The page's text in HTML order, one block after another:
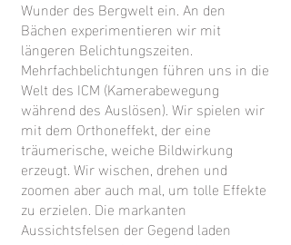
Wunder des Bergwelt ein. An den
Bächen experimentieren wir mit
längeren Belichtungszeiten.
Mehrfachbelichtungen führen uns in die
Welt des ICM (Kamerabewegung
während des Auslösen). Wir spielen wir
mit dem Orthoneffekt, der eine
träumerische, weiche Bildwirkung
erzeugt. Wir wischen, drehen und
zoomen aber auch mal, um tolle Effekte
zu erzielen. Die markanten
Aussichtsfelsen der Gegend laden